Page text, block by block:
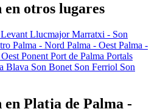
en otros lugares
Levant Llucmajor Marratxi - Son
Palma - Nord Palma - Oest Palma -
Ponent Port de Palma Portals
Blava Son Bonet Son Ferriol Son
en Platja de Palma -